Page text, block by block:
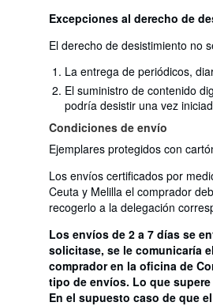
Excepciones al derecho de
El derecho de desistimiento no
La entrega de periódicos,
El suministro de contenido
podría desistir una vez
Condiciones de envío
Ejemplares protegidos con
Los envíos certificados por
Ceuta y Melilla el comprador
recogerlo a la delegación
Los envíos de 2 a 7 días se
solicitase, se le comunicaría
comprador en la oficina de
tipo de envíos. Lo que
En el supuesto caso de que